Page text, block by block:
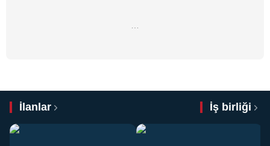
İlanlar İş birliği